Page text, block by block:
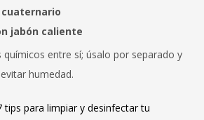
jabón caliente
químicos entre sí; úsalo por separado y
humedad.
tips para limpiar y desinfectar tu